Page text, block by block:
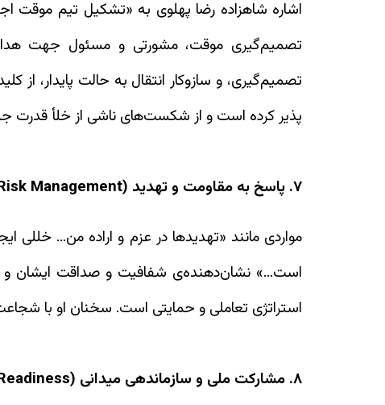
اشاره شاهزاده رضا پهلوی به «تشکیل تیم موقت
تصمیم‌گیری موقت، مشورتی و مسئول جهت
تصمیم‌گیری، و سازوکار انتقال به حالت پایدار، از
پذیر کرده است و از شکست‌های ناشی از خلأ قدرت
۷. پاسخ به مقاومت و تهدید (Resistance & Risk Management)
مواردی مانند «تهدیدها در عزم و اراده من… خللی
است…» نشان‌دهنده‌ی شفافیت و صداقت ایشان و
استراتژی تعاملی و حمایتی است. سخنان او با
۸. مشارکت ملی و سازماندهی میدانی (Engagement, Mobilization, and Readiness)